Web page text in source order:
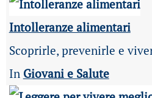
Intolleranze alimentari
Scoprirle, prevenirle e
In Giovani e Salute